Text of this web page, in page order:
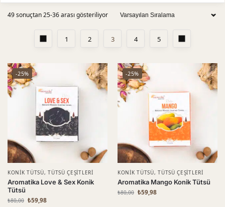
49 sonuçtan 25-36 arası gösteriliyor
1 2 3 4 5
-25%
KONIK TÜTSÜ,TÜTSÜ ÇEŞITLERI
Aromatika Love & Sex Konik
Tütsü
₺80,00 ₺59,98
-25%
KONIK TÜTSÜ,TÜTSÜ ÇEŞITLERI
Aromatika Mango Konik Tütsü
₺80,00 ₺59,98